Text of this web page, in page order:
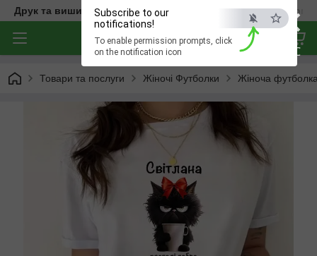
×
ESC
Subscribe to our
notifications!
To enable permission prompts, click
on the notification icon
Друк та вишивка на одязі — створюємо речі з характером
Товари та послуги Жіночі Футболки Жіноча